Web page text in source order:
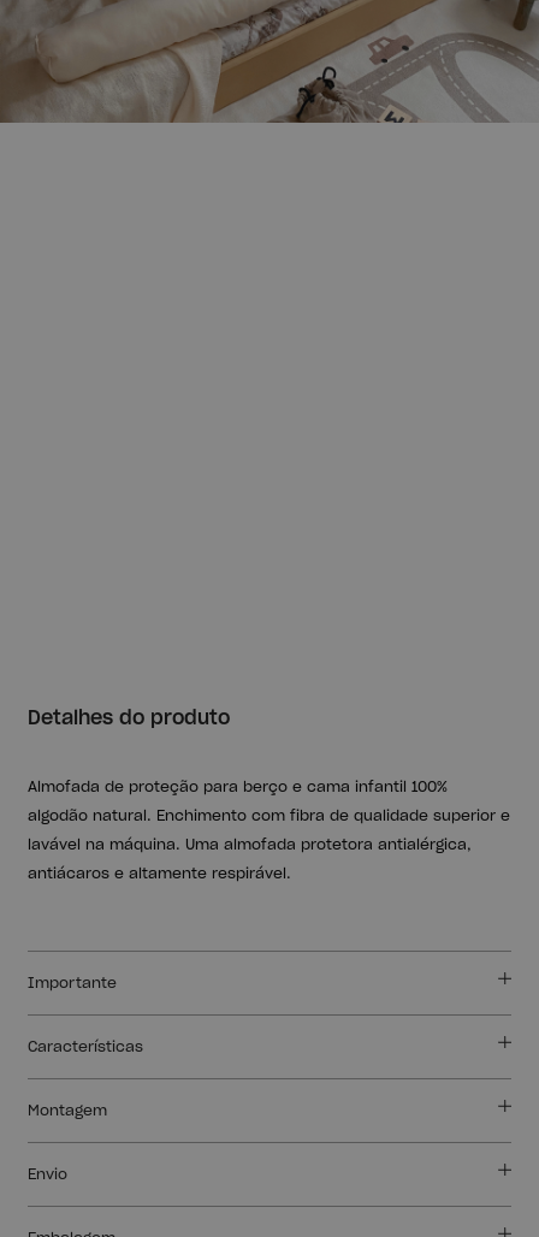
Detalhes do produto
Almofada de proteção para berço e cama infantil 100%
algodão natural. Enchimento com fibra de qualidade superior e
lavável na máquina. Uma almofada protetora antialérgica,
antiácaros e altamente respirável.
Importante
Características
Montagem
Envio